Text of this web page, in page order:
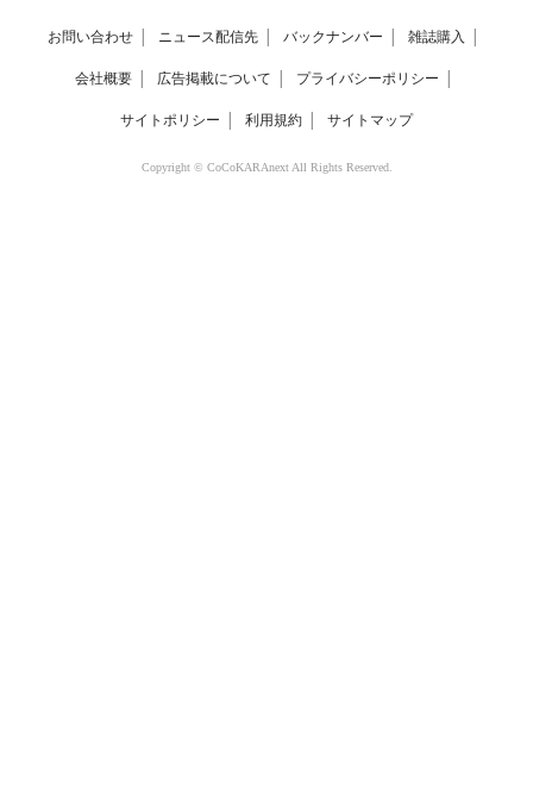
お問い合わせ ニュース配信先 バックナンバー 雑誌購入
会社概要 広告掲載について プライバシーポリシー
サイトポリシー 利用規約 サイトマップ
Copyright © CoCoKARAnext All Rights Reserved.